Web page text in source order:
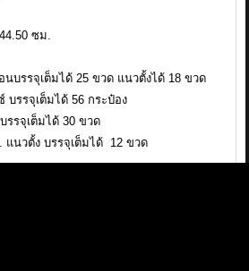
ซม.
บรรจุเต็มได้ 25 ขวด แนวตั้งได้ 18 ขวด
บรรจุเต็มได้ 56 กระป๋อง
รจุเต็มได้ 30 ขวด
แนวตั้ง บรรจุเต็มได้ 12 ขวด